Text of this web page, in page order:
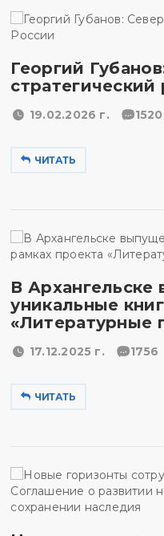
Георгий
19.02.2026 г. 1520
ЧИТАТЬ
В
уникальные
«Литературные
17.12.2025 г. 1756
ЧИТАТЬ